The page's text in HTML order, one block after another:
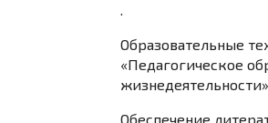
.
Образовательные
«Педагогическое
Обеспечение